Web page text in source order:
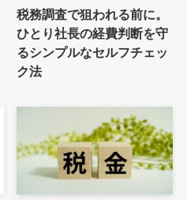
税務調査で狙われる前に。
ひとり社長の経費判断を守
るシンプルなセルフチェッ
ク法